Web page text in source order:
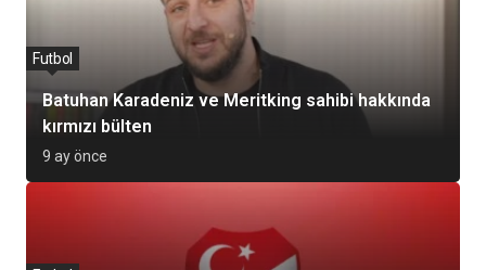
Batuhan Karadeniz ve Meritking sahibi hakkında
kırmızı bülten
Futbol
9 ay önce